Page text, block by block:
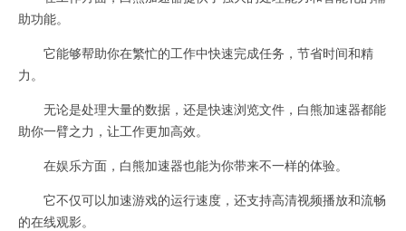
助功能。
它能够帮助你在繁忙的工作中快速完成任务，节省时间和精
力。
无论是处理大量的数据，还是快速浏览文件，白熊加速器都能
助你一臂之力，让工作更加高效。
在娱乐方面，白熊加速器也能为你带来不一样的体验。
它不仅可以加速游戏的运行速度，还支持高清视频播放和流畅
的在线观影。